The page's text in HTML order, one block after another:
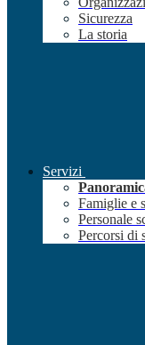
Sicurezza
La storia
Servizi
Famiglie e
Personale
Percorsi di